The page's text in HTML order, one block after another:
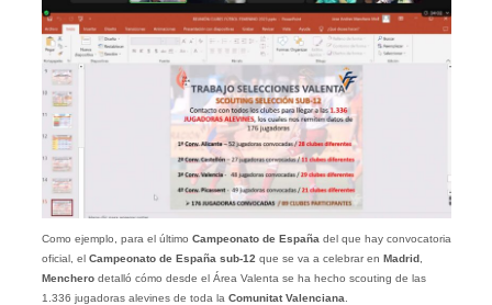
Como ejemplo, para el último Campeonato de España del que hay convocatoria
oficial, el Campeonato de España sub-12 que se va a celebrar en Madrid,
Mencherodetalló cómo desde el Área Valenta se ha hecho scouting de las
1.336 jugadoras alevines de toda la Comunitat Valenciana